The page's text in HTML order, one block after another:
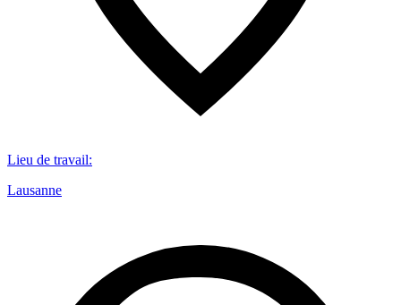
Lieu de travail:
Lausanne